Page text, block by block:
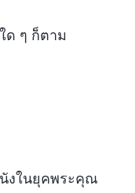
ด ๆ ก็ตาม
นังในยุคพระคุณ